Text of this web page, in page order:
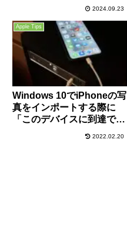
2024.09.23
Apple Tips
Windows 10でiPhoneの写
真をインポートする際に
「このデバイスに到達でき
2022.02.20